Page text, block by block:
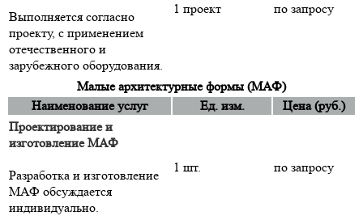
Выполняется согласно
проекту, с применением
отечественного и
зарубежного оборудования.
1 проект по запросу
Малые архитектурные формы (МАФ)
Наименование услуг
Ед. изм.
Цена (руб.)
Проектирование и
изготовление МАФ
Разработка и изготовление
МАФ обсуждается
индивидуально.
1 шт. по запросу